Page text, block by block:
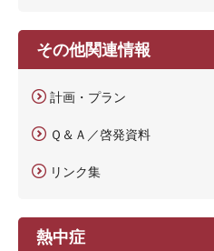
その他関連情報
計画・プラン
Ｑ＆Ａ／啓発資料
リンク集
熱中症